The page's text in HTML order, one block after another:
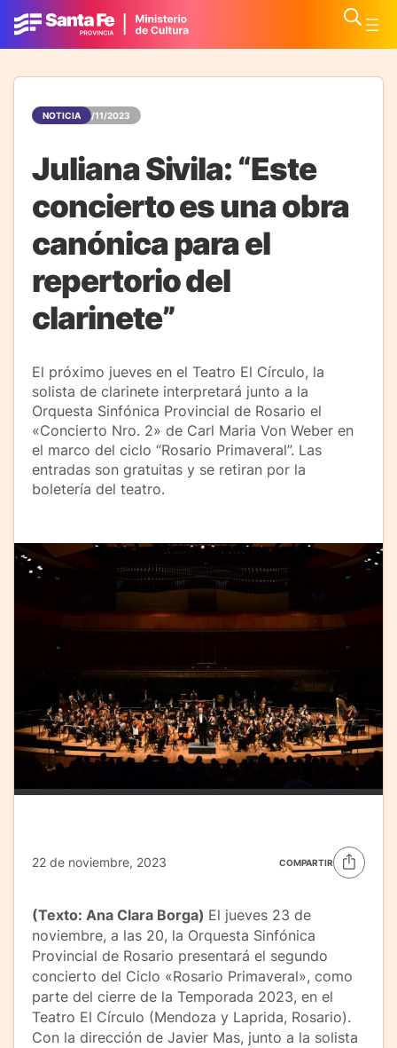
NOTICIA 22/11/2023
Juliana Sivila: “Este
concierto es una obra
canónica para el
repertorio del
clarinete”
El próximo jueves en el Teatro El Círculo, la
solista de clarinete interpretará junto a la
Orquesta Sinfónica Provincial de Rosario el
«Concierto Nro. 2» de Carl Maria Von Weber en
el marco del ciclo “Rosario Primaveral”. Las
entradas son gratuitas y se retiran por la
boletería del teatro.
22 de noviembre, 2023 COMPARTIR
(Texto: Ana Clara Borga) El jueves 23 de
noviembre, a las 20, la Orquesta Sinfónica
Provincial de Rosario presentará el segundo
concierto del Ciclo «Rosario Primaveral», como
parte del cierre de la Temporada 2023, en el
Teatro El Círculo (Mendoza y Laprida, Rosario).
Con la dirección de Javier Mas, junto a la solista